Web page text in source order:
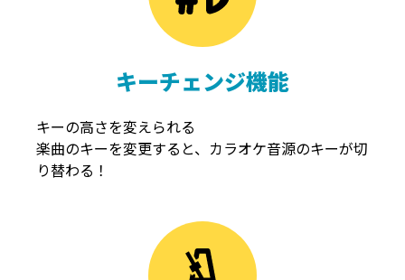
キーチェンジ機能
キーの高さを変えられる
楽曲のキーを変更すると、カラオケ音源のキーが切
り替わる！